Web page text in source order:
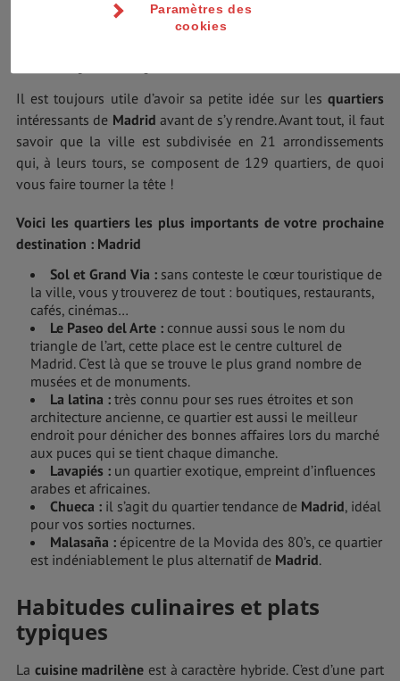
emblématiques de foot : leReal Madrid
Il est toujours utile d’avoir sa petite idée sur les quartiers
intéressants de Madrid avant de s’y rendre. Avant tout, il faut
savoir que la ville est subdivisée en 21 arrondissements
qui, à leurs tours, se composent de 129 quartiers, de quoi
vous faire tourner la tête !
Voici les quartiers les plus importants de votre prochaine
destination : Madrid
Sol et Grand Via : sans conteste le cœur touristique de
la ville, vous y trouverez de tout : boutiques, restaurants,
cafés, cinémas…
Le Paseo del Arte : connue aussi sous le nom du
triangle de l’art, cette place est le centre culturel de
Madrid. C’est là que se trouve le plus grand nombre de
musées et de monuments.
La latina : très connu pour ses rues étroites et son
architecture ancienne, ce quartier est aussi le meilleur
endroit pour dénicher des bonnes affaires lors du marché
aux puces qui se tient chaque dimanche.
Lavapiés : un quartier exotique, empreint d’influences
arabes et africaines.
Chueca : il s’agit du quartier tendance de Madrid, idéal
pour vos sorties nocturnes.
Malasaña : épicentre de la Movida des 80’s, ce quartier
est indéniablement le plus alternatif de Madrid.
Habitudes culinaires et plats
typiques
La cuisine madrilène est à caractère hybride. C’est d’une part
Paramètres des
cookies